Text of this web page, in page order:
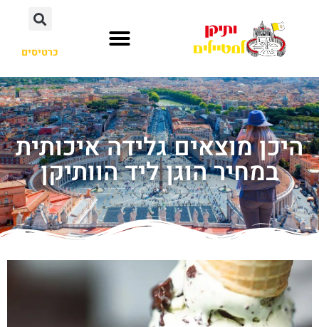
כרטיסים
היכן מוצאים גלידה איכותית
במחיר הוגן ליד הוותיקן